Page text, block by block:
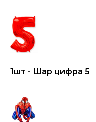
1шт - Шар цифра 5